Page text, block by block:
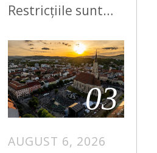
Restricțiile sunt…
03
AUGUST 6, 2026